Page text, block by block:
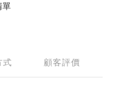
單
式 顧客評價